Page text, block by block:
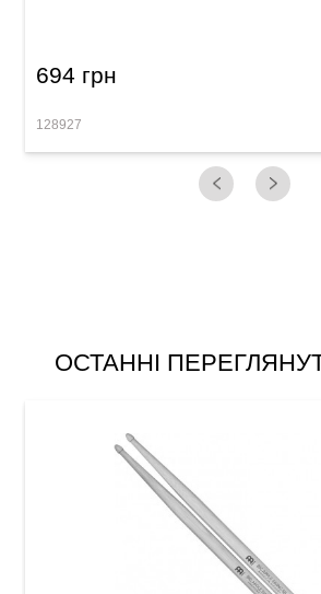
694 грн
128927
ОСТАННІ